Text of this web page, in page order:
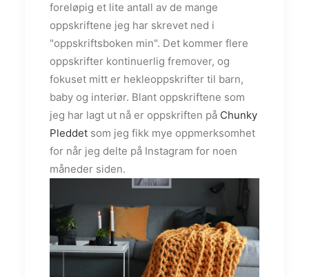
foreløpig et lite antall av de mange
oppskriftene jeg har skrevet ned i
"oppskriftsboken min". Det kommer flere
oppskrifter kontinuerlig fremover, og
fokuset mitt er hekleoppskrifter til barn,
baby og interiør. Blant oppskriftene som
jeg har lagt ut nå er oppskriften på Chunky
Pleddet som jeg fikk mye oppmerksomhet
for når jeg delte på Instagram for noen
måneder siden.